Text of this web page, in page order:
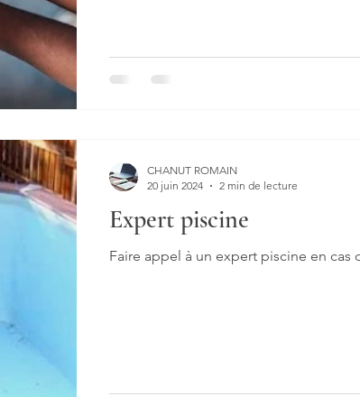
Expert piscine
Faire appel à un expert piscine en cas
CHANUT ROMAIN
20 juin 2024
2 min de lecture